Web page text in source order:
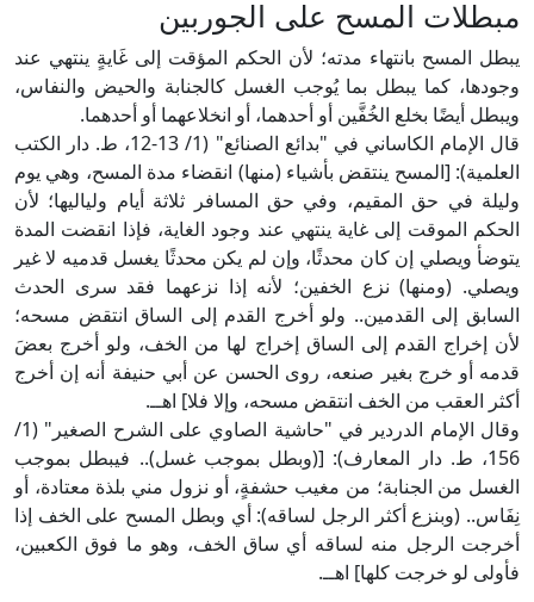
مبطلات المسح على الجوربين
يبطل المسح بانتهاء مدته؛ لأن الحكم المؤقت إلى غَايةٍ ينتهي عند
وجودها، كما يبطل بما يُوجب الغسل كالجنابة والحيض والنفاس،
ويبطل أيضًا بخلع الخُفَّين أو أحدهما، أو انخلاعهما أو أحدهما.
قال الإمام الكاساني في "بدائع الصنائع" (1/ 13-12، ط. دار الكتب
العلمية): [المسح ينتقض بأشياء (منها) انقضاء مدة المسح، وهي يوم
وليلة في حق المقيم، وفي حق المسافر ثلاثة أيام ولياليها؛ لأن
الحكم الموقت إلى غاية ينتهي عند وجود الغاية، فإذا انقضت المدة
يتوضأ ويصلي إن كان محدثًا، وإن لم يكن محدثًا يغسل قدميه لا غير
ويصلي. (ومنها) نزع الخفين؛ لأنه إذا نزعهما فقد سرى الحدث
السابق إلى القدمين.. ولو أخرج القدم إلى الساق انتقض مسحه؛
لأن إخراج القدم إلى الساق إخراج لها من الخف، ولو أخرج بعضَ
قدمه أو خرج بغير صنعه، روى الحسن عن أبي حنيفة أنه إن أخرج
أكثر العقب من الخف انتقض مسحه، وإلا فلا] اهــ.
وقال الإمام الدردير في "حاشية الصاوي على الشرح الصغير" (1/
156، ط. دار المعارف): [(وبطل بموجب غسل).. فيبطل بموجب
الغسل من الجنابة؛ من مغيب حشفةٍ، أو نزول مني بلذة معتادة، أو
نِفَاس.. (وبنزع أكثر الرجل لساقه): أي وبطل المسح على الخف إذا
أخرجت الرجل منه لساقه أي ساق الخف، وهو ما فوق الكعبين،
فأولى لو خرجت كلها] اهــ.